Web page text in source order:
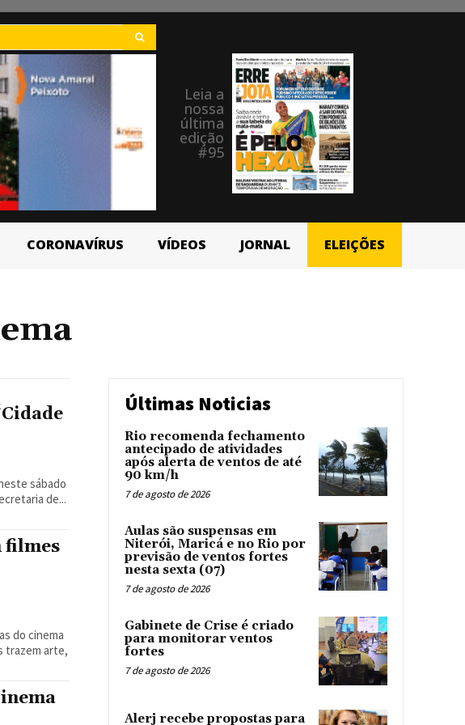
Leia a
nossa
última
edição
#95
CORONAVÍRUS VÍDEOS JORNAL ELEIÇÕES
sábado
de...
filmes
do cinema
trazem arte,
Últimas Noticias
Rio recomenda fechamento
antecipado de atividades
após alerta de ventos de até
90 km/h
7 de agosto de 2026
Aulas são suspensas em
Niterói, Maricá e no Rio por
previsão de ventos fortes
nesta sexta (07)
7 de agosto de 2026
Gabinete de Crise é criado
para monitorar ventos
fortes
7 de agosto de 2026
Alerj recebe propostas para